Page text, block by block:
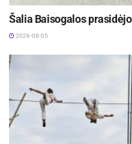
Šalia Baisogalos
2026-08-05